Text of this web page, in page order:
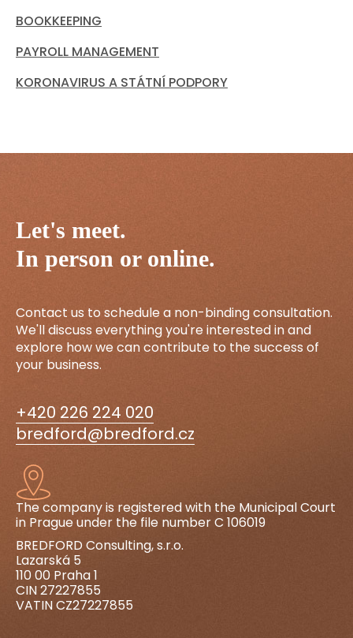
BOOKKEEPING
PAYROLL MANAGEMENT
KORONAVIRUS A STÁTNÍ PODPORY
Let's meet.
In person or online.
Contact us to schedule a non-binding consultation.
We'll discuss everything you're interested in and
explore how we can contribute to the success of
your business.
+420 226 224 020
bredford@bredford.cz
The company is registered with the Municipal Court
in Prague under the file number C 106019
BREDFORD Consulting, s.r.o.
Lazarská 5
110 00 Praha 1
CIN 27227855
VATIN CZ27227855